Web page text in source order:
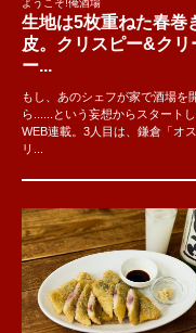
ようこそ!俺酒場
生地は5枚重ねた春巻
皮。クリスピー&クリ
ー...
もし、あのシェフが家で酒場を
ら......という妄想からスタート
WEB連載。3人目は、鎌倉「オ
リ...